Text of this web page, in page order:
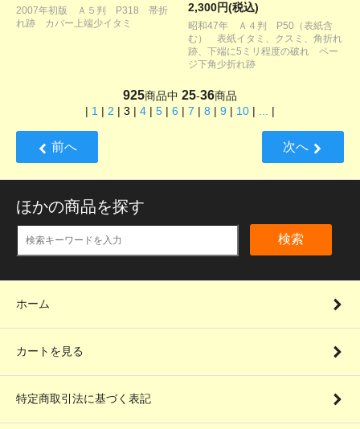
2007年初版 Ａ５判 P318 帯折
れ跡 カバー上端少イタミ
2,300円(税込)
昭和47年 Ａ４判 P50（表紙含
む） 表紙イタミ、クスミ、角折れ
跡、下端に5ミリ程度の破れ ペー
ジ下角少折れ跡
925商品中 25-36商品
| 1 | 2 | 3 | 4 | 5 | 6 | 7 | 8 | 9 | 10 | ... |
前へ 次へ
ほかの商品を探す
検索
ホーム
カートを見る
特定商取引法に基づく表記